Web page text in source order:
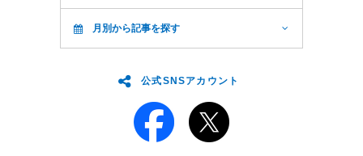
月別から記事を探す
公式SNSアカウント